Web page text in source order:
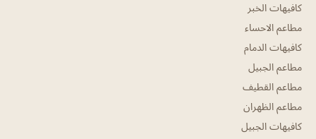
كافيهات الخبر
مطاعم الاحساء
كافيهات الدمام
مطاعم الجبيل
مطاعم القطيف
مطاعم الظهران
كافيهات الجبيل